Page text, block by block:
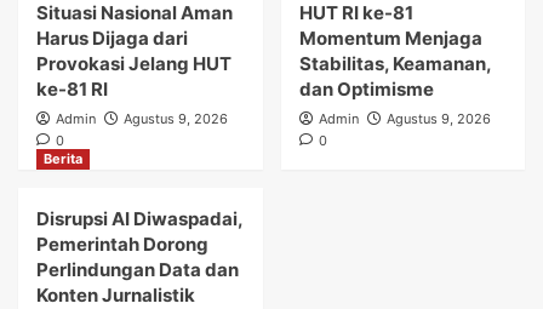
Situasi Nasional Aman
Harus Dijaga dari
Provokasi Jelang HUT
ke-81 RI
Admin
Agustus 9, 2026
0
HUT RI ke-81
Momentum Menjaga
Stabilitas, Keamanan,
dan Optimisme
Admin
Agustus 9, 2026
0
Berita
Disrupsi AI Diwaspadai,
Pemerintah Dorong
Perlindungan Data dan
Konten Jurnalistik